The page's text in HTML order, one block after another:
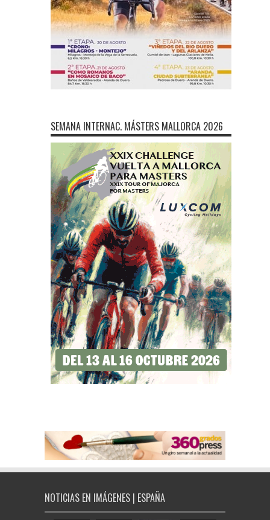
SEMANA INTERNAC. MÁSTERS MALLORCA 2026
NOTICIAS EN IMÁGENES | ESPAÑA